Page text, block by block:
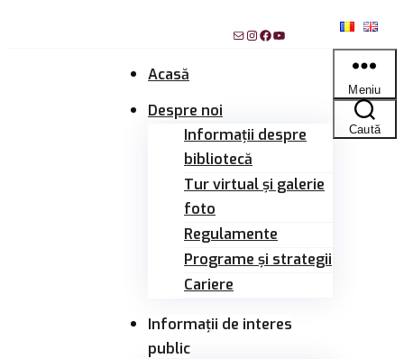
MailInstagram
Facebook
YouTube
Acasă
Despre noi
Informații despre
bibliotecă
Tur virtual și galerie
foto
Regulamente
Programe și strategii
Cariere
Informații de interes
public
Meniu
Caută